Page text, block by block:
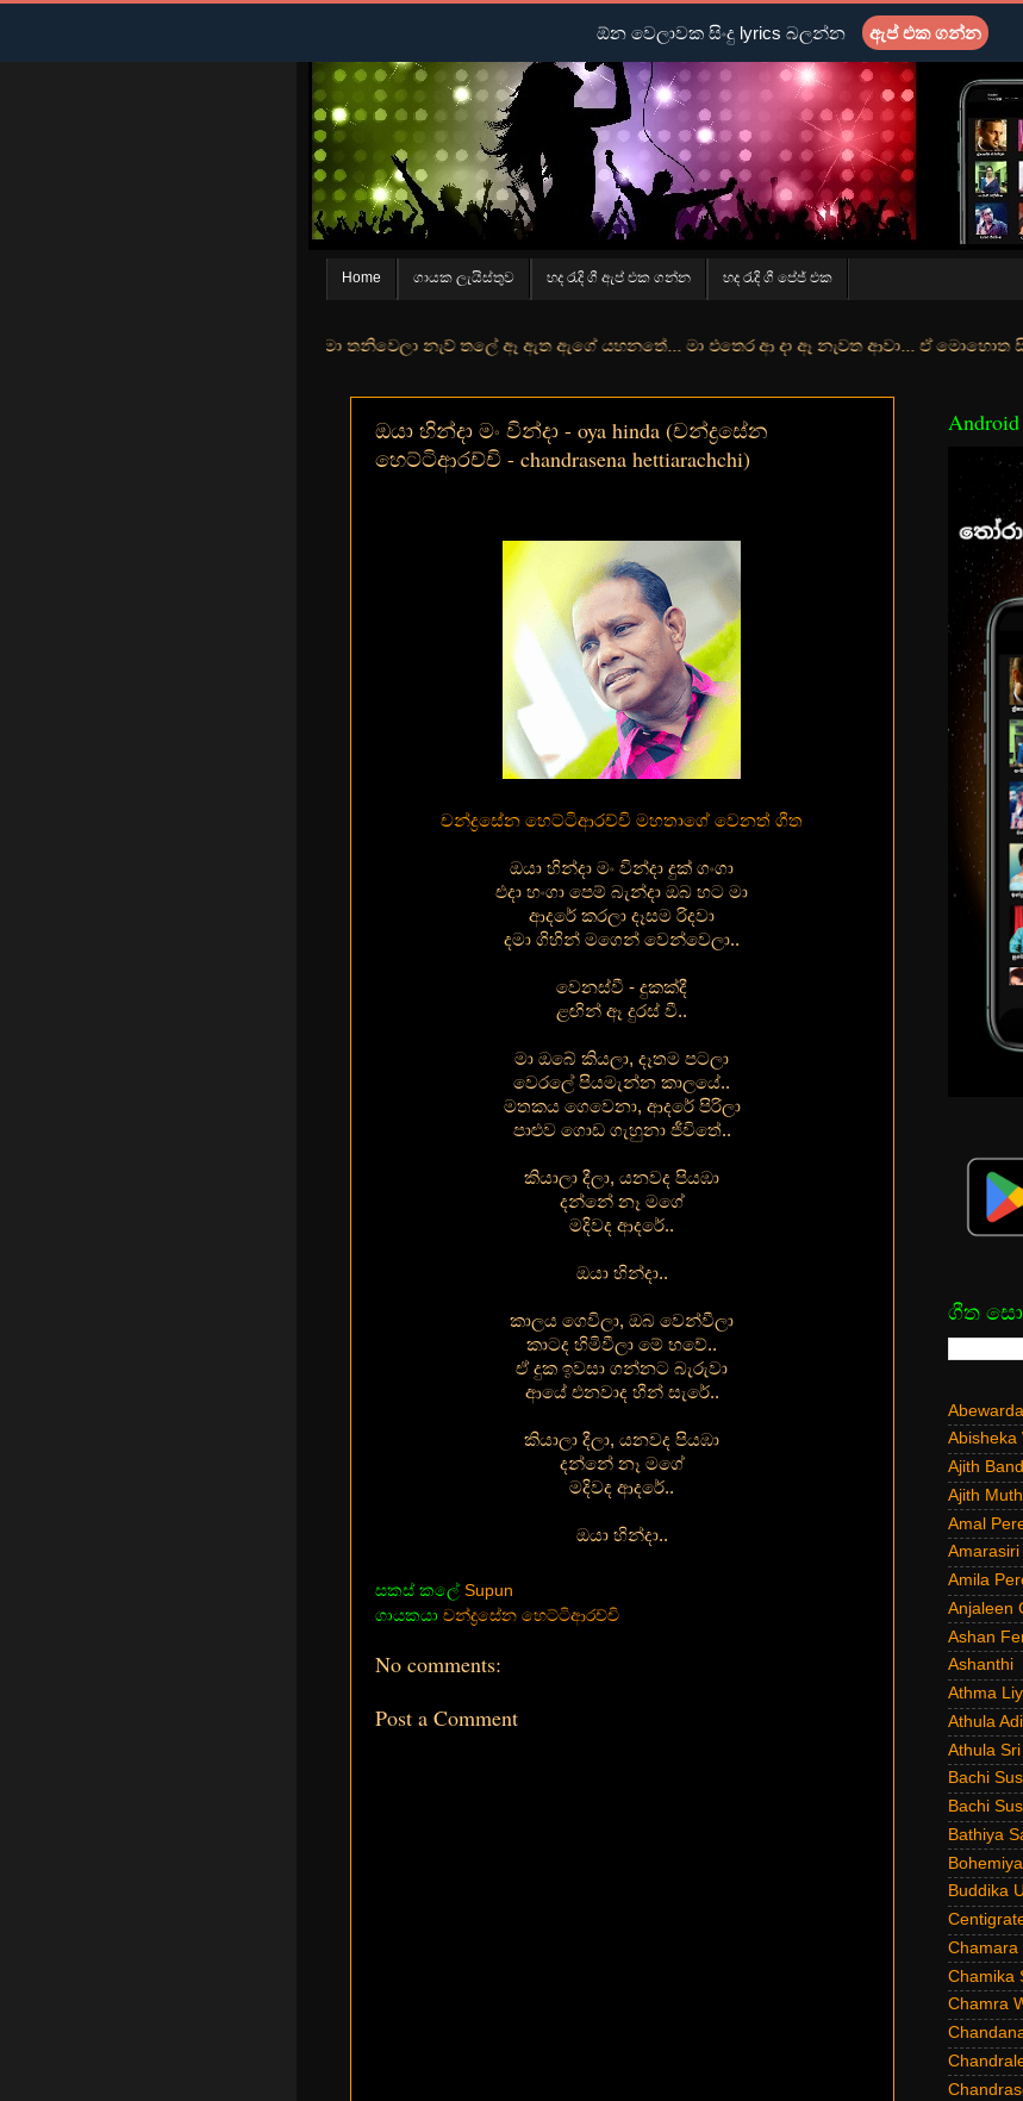
Home ගායක ලැයිස්තුව හද රැදි ගී ඇප් එක ගන්න හද රැදි ගී පේජ් එක
මුහුදු තීරේ ගල් මල් පිපුන යායේ මා තනිවෙලා නැව් තලේ ඈ ඇත ඇගේ යහනතේ... මා එතෙර ආ දා ඈ නැවත ආවා... ඒ මොහොත සිහිවේ අද
ඔයා හින්දා මං වින්දා - oya hinda (චන්ද්‍රසේන
හෙට්ටිආරච්චි - chandrasena hettiarachchi)
චන්ද්‍රසේන හෙට්ටිආරච්චි මහතාගේ වෙනත් ගීත
ඔයා හින්දා මං වින්දා දුක් ගංගා
එදා හංගා පෙම් බැන්දා ඔබ හට මා
ආදරේ කරලා දෑසම රිදවා
දමා ගිහින් මගෙන් වෙන්වෙලා..
වෙනස්වී - දුකක්දී
ළඟින් ඈ දුරස් වී..
මා ඔබේ කියලා, දෑතම පටලා
වෙරලේ පියමැන්න කාලයේ..
මතකය ගෙවෙනා, ආදරේ පිරිලා
පාළුව ගොඩ ගැහුනා ජීවිතේ..
කියාලා දීලා, යනවද පියඹා
දන්නේ නෑ මගේ
මදිවද ආදරේ..
ඔයා හින්දා..
කාලය ගෙවිලා, ඔබ වෙන්වීලා
කාටද හිමිවීලා මේ භවේ..
ඒ දුක ඉවසා ගන්නට බැරුවා
ආයේ එනවාද හීන් සැරේ..
කියාලා දීලා, යනවද පියඹා
දන්නේ නෑ මගේ
මදිවද ආදරේ..
ඔයා හින්දා..
සකස් කලේ Supun
ගායකයා චන්ද්‍රසේන හෙට්ටිආරච්චි
No comments:
Post a Comment
ගීත
Abisheka
Ajith
Ajith
Amal
Amarasiri
Amila
Anjaleen
Ashan
Ashanthi
Athma
Athula
Athula
Bachi
Bachi
Bathiya
Buddika
Chamara
Chamika
Chamra
ඕන වෙලාවක සිංදු lyrics බලන්න ඇප් එක ගන්න